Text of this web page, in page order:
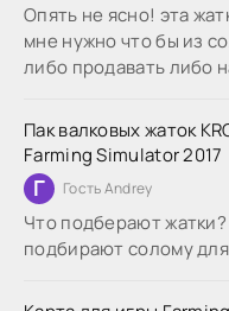
Опять не ясно! эта
мне нужно что бы из
либо продавать либо
Пак валковых жаток
Farming Simulator 2017
Г Гость Andrey
Что подберают
подбирают солому